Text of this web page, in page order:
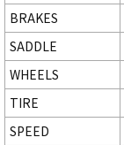
BRAKES
SADDLE
WHEELS
TIRE
SPEED